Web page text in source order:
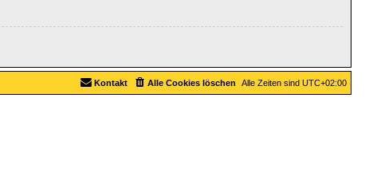
Alle Zeiten sind UTC+02:00
Alle Cookies löschen
Kontakt